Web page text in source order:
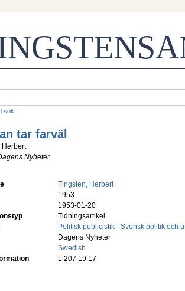
sök
tar farväl
Herbert
Nyheter
Tingsten, Herbert
1953
1953-01-20
Tidningsartikel
Politisk publicistik - Svensk politik och
Dagens Nyheter
Swedish
L 207 19 17